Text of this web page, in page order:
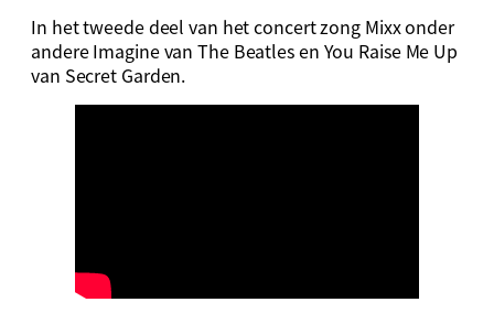
In het tweede deel van het concert zong Mixx onder
andere Imagine van The Beatles en You Raise Me Up
van Secret Garden.